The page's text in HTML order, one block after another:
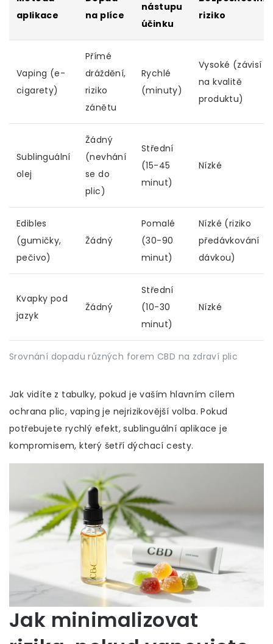
Srovnání dopadu různých forem CBD na zdraví plic
aplikace
na plíce
nástupu
účinku
riziko
Vaping (e-
cigarety)
Přímé
dráždění,
riziko
zánětu
Rychlé
(minuty)
Vysoké (závisí
na kvalitě
produktu)
Sublinguální
olej
Žádný
(nevhání
se do
plic)
Střední
(15-45
minut)
Nízké
Edibles
(gumičky,
pečivo)
Žádný
Pomalé
(30-90
minut)
Nízké (riziko
předávkování
dávkou)
Kvapky pod
jazyk
Žádný
Střední
(10-30
minut)
Nízké
Jak vidíte z tabulky, pokud je vaším hlavním cílem
ochrana plic, vaping je nejrizikovější volba. Pokud
potřebujete rychlý efekt, sublinguální aplikace je
kompromisem, který šetří dýchací cesty.
Jak minimalizovat